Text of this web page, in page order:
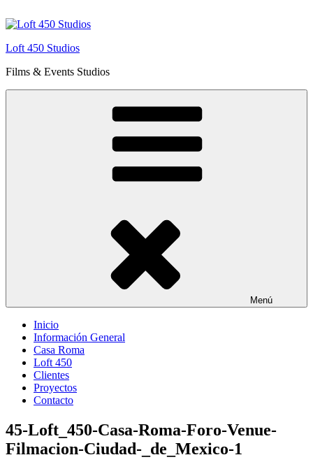
al
Loft 450 Studios
Films & Events Studios
Menú
Inicio
Información General
Casa Roma
Loft 450
Clientes
Proyectos
Contacto
45-Loft_450-Casa-Roma-Foro-Venue-
Filmacion-Ciudad-_de_Mexico-1